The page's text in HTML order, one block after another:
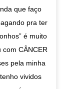
que faço
pra ter
é muito
CÂNCER
pela minha
vividos